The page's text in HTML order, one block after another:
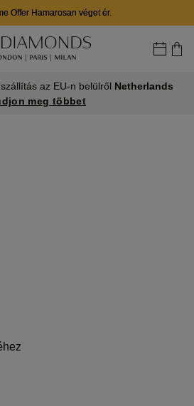
Offer Hamarosan véget ér.
az EU-n belülről Netherlands
meg többet